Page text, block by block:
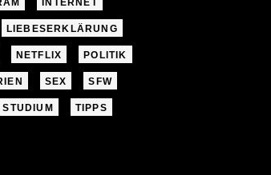
INTERNET
LIEBESERKLÄRUNG
NETFLIX POLITIK
SEX SFW
STUDIUM TIPPS